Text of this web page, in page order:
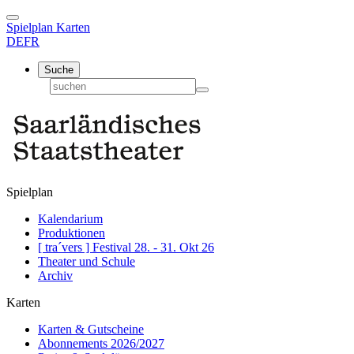
Spielplan Karten
DEFR
Suche
Spielplan
Kalendarium
Produktionen
[ tra´vers ] Festival 28. - 31. Okt 26
Theater und Schule
Archiv
Karten
Karten & Gutscheine
Abonnements 2026/2027